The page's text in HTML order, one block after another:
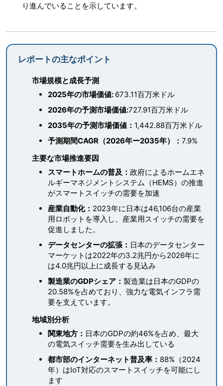
り進んでいることを示しています。
レポートの主なポイント
市場規模と成長予測
2025年の市場価値: 673.11百万米ドル
2026年の予測市場価値:727.91百万米ドル
2035年の予測市場価値： 1,442.88百万米ドル
予測期間CAGR（2026年ー2035年）： 7.9%
主要な市場推進要因
スマートホームの普及： 政府によるホームエネ
ルギーマネジメントシステム（HEMS）の推進
がスマートスイッチの需要を加速
産業自動化： 2023年に日本は46,106台の産業
用ロボットを導入し、産業用スイッチの需要を
促進しました。
データセンターの拡張： 日本のデータセンター
マーケットは2022年の3.2兆円から2026年に
は4.0兆円以上に成長する見込み
製造業のGDPシェア： 製造業は日本のGDPの
20.58%を占めており、強力な電気インフラ需
要を支えています。
地域別分析
関東地方： 日本のGDPの約46%を占め、最大
の電気スイッチ需要を生み出している
都市部のインターネット普及率： 88%（2024
年）はIoT対応のスマートスイッチを可能にし
ます